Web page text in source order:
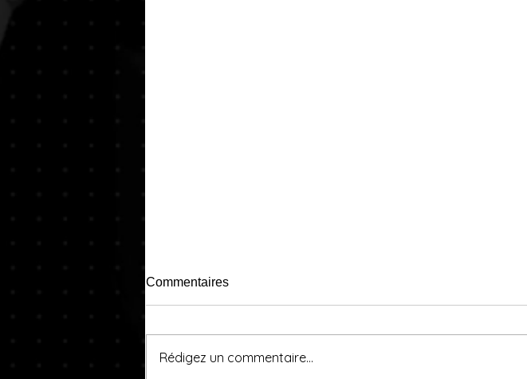
Commentaires
Rédigez un commentaire...